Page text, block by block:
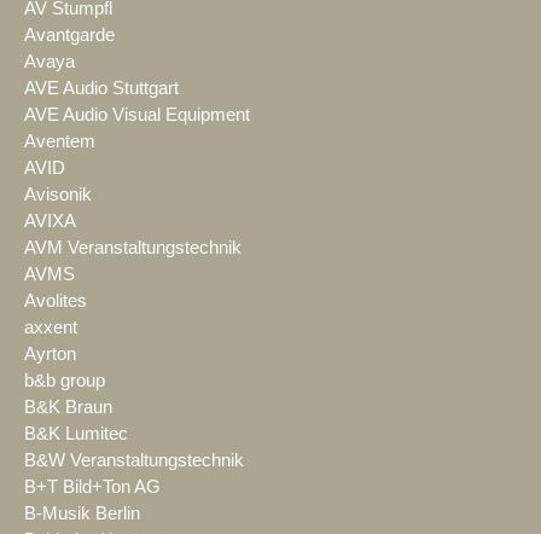
AV Stumpfl
Avantgarde
Avaya
AVE Audio Stuttgart
AVE Audio Visual Equipment
Aventem
AVID
Avisonik
AVIXA
AVM Veranstaltungstechnik
AVMS
Avolites
axxent
Ayrton
b&b group
B&K Braun
B&K Lumitec
B&W Veranstaltungstechnik
B+T Bild+Ton AG
B-Musik Berlin